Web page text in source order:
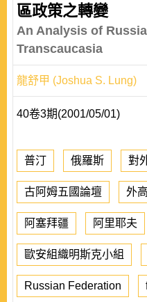
區政策之轉變
An Analysis of
Transcaucasia
龍舒甲 (Joshua S. Lung)
40卷3期(2001/05/01)
普汀 俄羅斯 對
古阿姆五國論壇 外
阿塞拜疆 阿里耶夫
歐安組織明斯克小組
Russian Federation